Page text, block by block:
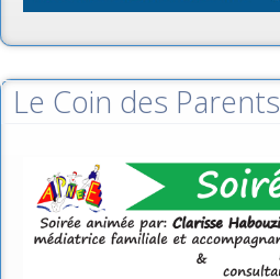
Le Coin des Parents